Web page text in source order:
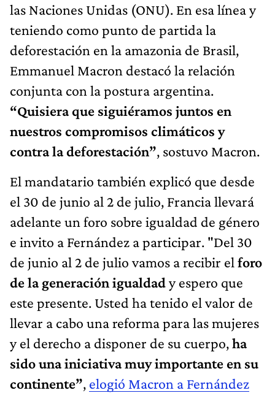
las Naciones Unidas (ONU). En esa línea y
teniendo como punto de partida la
deforestación en la amazonia de Brasil,
Emmanuel Macron destacó la relación
conjunta con la postura argentina.
“Quisiera que siguiéramos juntos en
nuestros compromisos climáticos y
contra la deforestación”, sostuvo Macron.
El mandatario también explicó que desde
el 30 de junio al 2 de julio, Francia llevará
adelante un foro sobre igualdad de género
e invito a Fernández a participar. "Del 30
de junio al 2 de julio vamos a recibir el foro
de la generación igualdady espero que
este presente. Usted ha tenido el valor de
llevar a cabo una reforma para las mujeres
y el derecho a disponer de su cuerpo,ha
sido una iniciativa muy importante en su
continente”, elogió Macron a Fernández